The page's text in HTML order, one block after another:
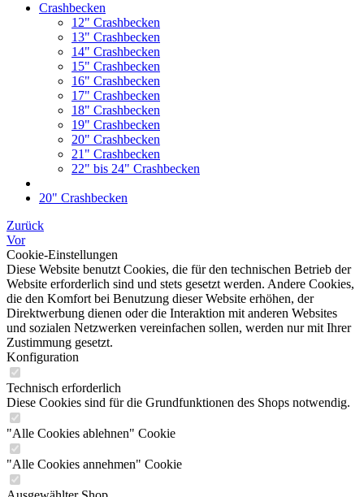
Crashbecken
12" Crashbecken
13" Crashbecken
14" Crashbecken
15" Crashbecken
16" Crashbecken
17" Crashbecken
18" Crashbecken
19" Crashbecken
20" Crashbecken
21" Crashbecken
22" bis 24" Crashbecken
20" Crashbecken
Zurück
Vor
Cookie-Einstellungen
Diese Website benutzt Cookies, die für den technischen Betrieb der
Website erforderlich sind und stets gesetzt werden. Andere Cookies,
die den Komfort bei Benutzung dieser Website erhöhen, der
Direktwerbung dienen oder die Interaktion mit anderen Websites
und sozialen Netzwerken vereinfachen sollen, werden nur mit Ihrer
Zustimmung gesetzt.
Konfiguration
Technisch erforderlich
Diese Cookies sind für die Grundfunktionen des Shops notwendig.
"Alle Cookies ablehnen" Cookie
"Alle Cookies annehmen" Cookie